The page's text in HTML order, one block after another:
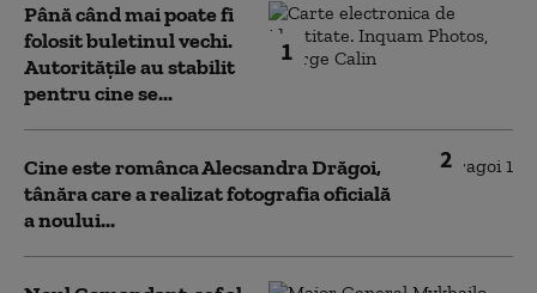
1
Până când mai poate fi
folosit buletinul vechi.
Autoritățile au stabilit
pentru cine se...
2
Cine este românca Alecsandra Drăgoi,
tânăra care a realizat fotografia oficială
a noului...